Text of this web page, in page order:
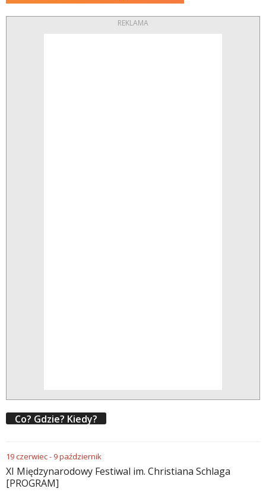
REKLAMA
Co? Gdzie? Kiedy?
19czerwiec- 9październik
XI Międzynarodowy Festiwal im. Christiana Schlaga
[PROGRAM]